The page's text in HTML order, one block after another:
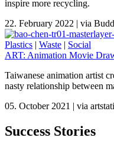
inspire more recycling.
22. February 2022 | via
Plastics | Waste | Social
ART: Animation Movie
Taiwanese animation artist
nasty relationship between
05. October 2021 | via
Success Stories